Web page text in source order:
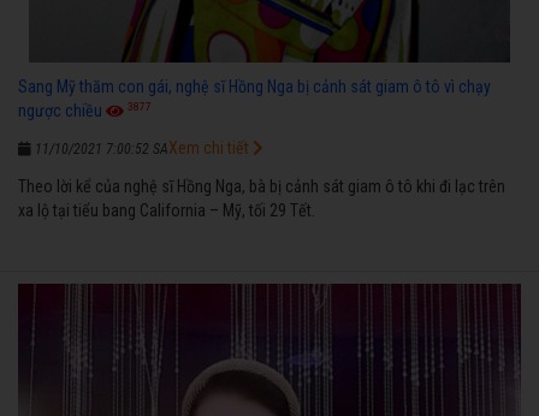
Sang Mỹ thăm con gái, nghệ sĩ Hồng Nga bị cảnh sát giam ô tô vì chạy
ngược chiều
3877
11/10/2021 7:00:52 SA
Theo lời kể của nghệ sĩ Hồng Nga, bà bị cảnh sát giam ô tô khi đi lạc trên
xa lộ tại tiểu bang California – Mỹ, tối 29 Tết.
Xem chi tiết